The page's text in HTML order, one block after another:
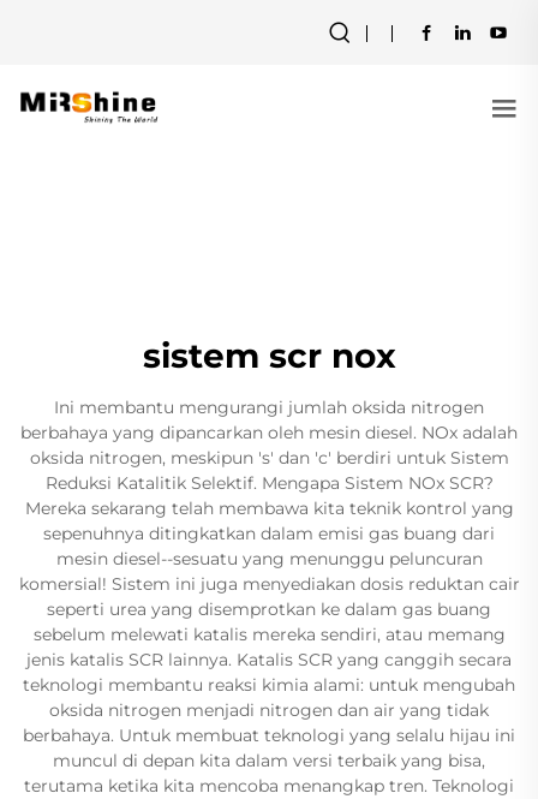
sistem scr nox
Ini membantu mengurangi jumlah oksida nitrogen
berbahaya yang dipancarkan oleh mesin diesel. NOx adalah
oksida nitrogen, meskipun 's' dan 'c' berdiri untuk Sistem
Reduksi Katalitik Selektif. Mengapa Sistem NOx SCR?
Mereka sekarang telah membawa kita teknik kontrol yang
sepenuhnya ditingkatkan dalam emisi gas buang dari
mesin diesel--sesuatu yang menunggu peluncuran
komersial! Sistem ini juga menyediakan dosis reduktan cair
seperti urea yang disemprotkan ke dalam gas buang
sebelum melewati katalis mereka sendiri, atau memang
jenis katalis SCR lainnya. Katalis SCR yang canggih secara
teknologi membantu reaksi kimia alami: untuk mengubah
oksida nitrogen menjadi nitrogen dan air yang tidak
berbahaya. Untuk membuat teknologi yang selalu hijau ini
muncul di depan kita dalam versi terbaik yang bisa,
terutama ketika kita mencoba menangkap tren. Teknologi